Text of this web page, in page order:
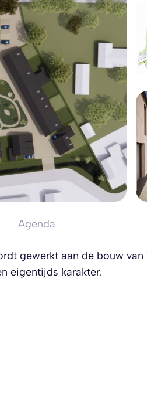
Agenda
gewerkt aan de bouw
eigentijds karakter.